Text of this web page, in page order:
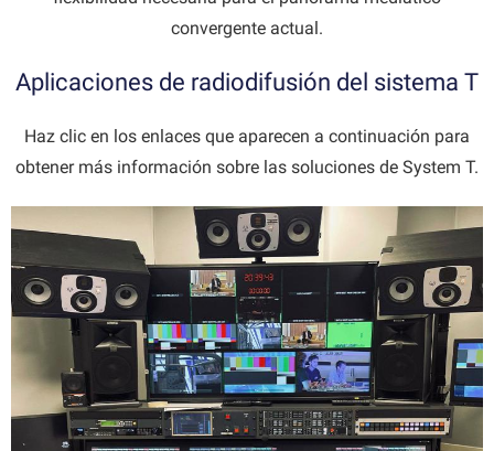
convergente actual.
Aplicaciones de radiodifusión del sistema T
Haz clic en los enlaces que aparecen a continuación para
obtener más información sobre las soluciones de System T.